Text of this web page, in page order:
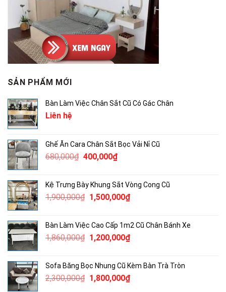
SẢN PHẨM MỚI
Bàn Làm Việc Chân Sắt Cũ Có Gác Chân
Liên hệ
Ghế Ăn Cara Chân Sắt Bọc Vải Nỉ Cũ
680,000₫ Giá
680,000₫.
400,000₫Giá
là:
400,000₫.
Kệ Trưng Bày Khung Sắt Vòng Cong Cũ
1,900,000₫ Giá
1,900,000₫.
1,500,000₫Giá
là:
1,500,000₫.
Bàn Làm Việc Cao Cấp 1m2 Cũ Chân Bánh Xe
1,860,000₫ Giá
1,860,000₫.
1,200,000₫Giá
là:
1,200,000₫.
Sofa Băng Bọc Nhung Cũ Kèm Bàn Trà Tròn
2,300,000₫ Giá
1,800,000₫Giá